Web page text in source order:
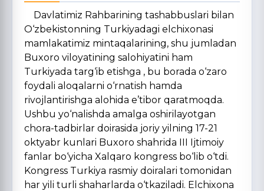
Davlatimiz Rahbarining tashabbuslari bilan
O‘zbekistonning Turkiyadagi elchixonasi
mamlakatimiz mintaqalarining, shu jumladan
Buxoro viloyatining salohiyatini ham
Turkiyada targ‘ib etishga , bu borada o‘zaro
foydali aloqalarni o‘rnatish hamda
rivojlantirishga alohida e’tibor qaratmoqda.
Ushbu yo‘nalishda amalga oshirilayotgan
chora-tadbirlar doirasida joriy yilning 17-21
oktyabr kunlari Buxoro shahrida III Ijtimoiy
fanlar bo‘yicha Xalqaro kongress bo‘lib o‘tdi.
Kongress Turkiya rasmiy doiralari tomonidan
har yili turli shaharlarda o‘tkaziladi. Elchixona